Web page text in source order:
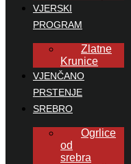
VJERSKI
PROGRAM
Zlatne
Krunice
VJENČANO
PRSTENJE
SREBRO
Ogrlice
od
srebra